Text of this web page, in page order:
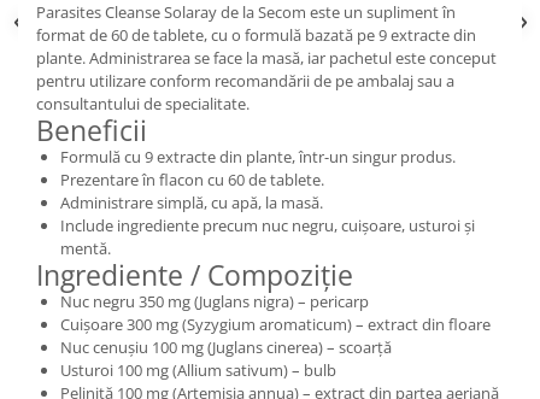
Parasites Cleanse Solaray de la Secom este un supliment în
format de 60 de tablete, cu o formulă bazată pe 9 extracte din
plante. Administrarea se face la masă, iar pachetul este conceput
pentru utilizare conform recomandării de pe ambalaj sau a
consultantului de specialitate.
Beneficii
Formulă cu 9 extracte din plante, într-un singur produs.
Prezentare în flacon cu 60 de tablete.
Administrare simplă, cu apă, la masă.
Include ingrediente precum nuc negru, cuișoare, usturoi și
mentă.
Ingrediente / Compoziție
Nuc negru 350 mg (Juglans nigra) – pericarp
Cuișoare 300 mg (Syzygium aromaticum) – extract din floare
Nuc cenușiu 100 mg (Juglans cinerea) – scoarță
Usturoi 100 mg (Allium sativum) – bulb
Peliniță 100 mg (Artemisia annua) – extract din partea aeriană